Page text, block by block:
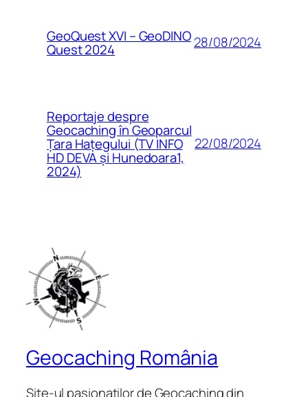
GeoQuest XVI – GeoDINO
Quest 2024 28/08/2024
Reportaje despre
Geocaching în Geoparcul
Țara Hațegului (TV INFO
HD DEVA și Hunedoara1,
2024)
22/08/2024
Geocaching România
Site-ul pasionaților de Geocaching din